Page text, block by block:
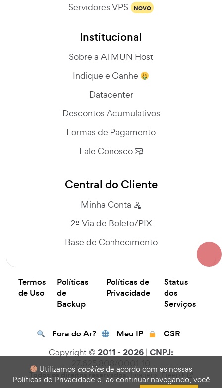
Servidores VPS NOVO
Institucional
Sobre a ATMUN Host
Indique e Ganhe
Datacenter
Descontos Acumulativos
Formas de Pagamento
Fale Conosco
Central do Cliente
Minha Conta
2ª Via de Boleto/PIX
Base de Conhecimento
Termos
de Uso
Políticas
de
Backup
Políticas de
Privacidade
Status
dos
Serviços
Fora do Ar? Meu IP CSR
Copyright © 2011 - 2026 | CNPJ:
27.625.808/0001-10
Todos os direitos reservados. Imagens: Freepik
Utilizamos cookiesde acordo com as nossas
Políticas de Privacidade e, ao continuar navegando, você